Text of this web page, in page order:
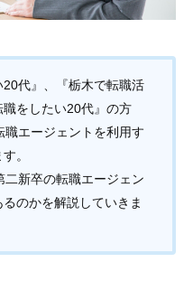
20代』、『栃木で転職活
をしたい20代』の方
職エージェントを利用す
。
二新卒の転職エージェン
のかを解説していきま